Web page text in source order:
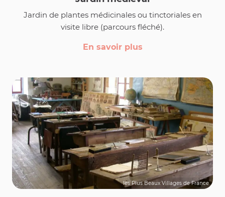
Jardin de plantes médicinales ou tinctoriales en
visite libre (parcours fléché).
En savoir plus
les Plus Beaux Villages de France